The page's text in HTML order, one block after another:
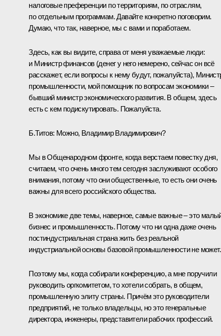
налоговые преференции по территориям, по отраслям,
по отдельным программам. Давайте конкретно поговорим.
Думаю, что так, наверное, мы с вами и поработаем.
Здесь, как вы видите, справа от меня уважаемые люди:
и Министр финансов (денег у него немерено, сейчас он всё
расскажет, если вопросы к нему будут, пожалуйста),
промышленности, мой помощник по вопросам экономики –
бывший министр экономического развития. В общем, здесь
есть с кем подискутировать. Пожалуйста.
Б.Титов: Можно, Владимир Владимирович?
Мы в Общенародном фронте, когда верстаем повестку дня,
считаем, что очень много тем сегодня заслуживают особого
внимания, потому что они общественные, то есть они очень
важны для всего российского общества.
В экономике две темы, наверное, самые важные – это
бизнес и промышленность. Потому что ни одна даже очень
постиндустриальная страна жить без реальной
индустриальной основы базовой промышленности не может.
Поэтому мы, когда собирали конференцию, а мне поручили
руководить оргкомитетом, то хотели собрать, в общем,
промышленную элиту страны. Причём это руководители
предприятий, не только владельцы, но это генеральные
директора, инженеры, представители рабочих профессий.